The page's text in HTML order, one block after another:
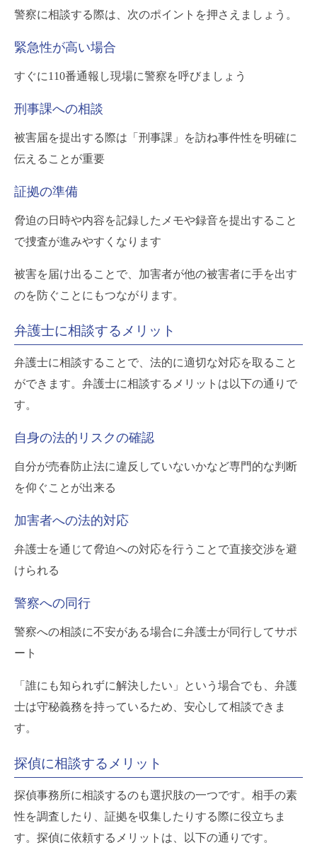
警察に相談する際は、次のポイントを押さえましょう。
緊急性が高い場合
すぐに110番通報し現場に警察を呼びましょう
刑事課への相談
被害届を提出する際は「刑事課」を訪ね事件性を明確に
伝えることが重要
証拠の準備
脅迫の日時や内容を記録したメモや録音を提出すること
で捜査が進みやすくなります
被害を届け出ることで、加害者が他の被害者に手を出す
のを防ぐことにもつながります。
弁護士に相談するメリット
弁護士に相談することで、法的に適切な対応を取ること
ができます。弁護士に相談するメリットは以下の通りで
す。
自身の法的リスクの確認
自分が売春防止法に違反していないかなど専門的な判断
を仰ぐことが出来る
加害者への法的対応
弁護士を通じて脅迫への対応を行うことで直接交渉を避
けられる
警察への同行
警察への相談に不安がある場合に弁護士が同行してサポ
ート
「誰にも知られずに解決したい」という場合でも、弁護
士は守秘義務を持っているため、安心して相談できま
す。
探偵に相談するメリット
探偵事務所に相談するのも選択肢の一つです。相手の素
性を調査したり、証拠を収集したりする際に役立ちま
す。探偵に依頼するメリットは、以下の通りです。